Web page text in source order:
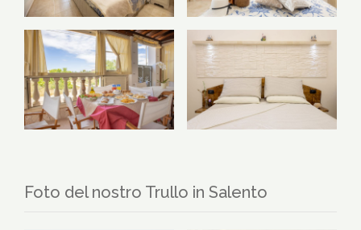
Foto del nostro Trullo in Salento